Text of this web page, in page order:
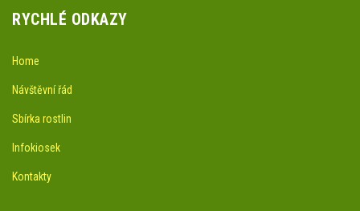
RYCHLÉ ODKAZY
Home
Návštěvní řád
Sbírka rostlin
Infokiosek
Kontakty